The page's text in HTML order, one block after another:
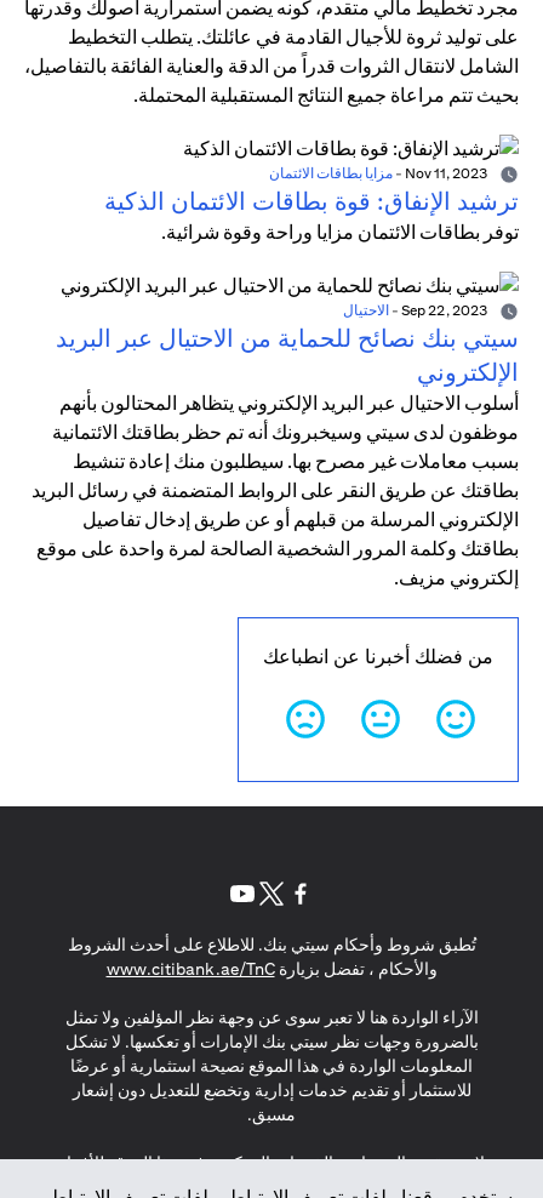
مجرد تخطيط مالي متقدم، كونه يضمن استمرارية أصولك وقدرتها
على توليد ثروة للأجيال القادمة في عائلتك. يتطلب التخطيط
الشامل لانتقال الثروات قدراً من الدقة والعناية الفائقة بالتفاصيل،
بحيث تتم مراعاة جميع النتائج المستقبلية المحتملة.
- مزايا بطاقات الائتمان
ترشيد الإنفاق: قوة بطاقات الائتمان الذكية
توفر بطاقات الائتمان مزايا وراحة وقوة شرائية.
- الاحتيال
سيتي بنك نصائح للحماية من الاحتيال عبر البريد
الإلكتروني
أسلوب الاحتيال عبر البريد الإلكتروني يتظاهر المحتالون بأنهم
موظفون لدى سيتي وسيخبرونك أنه تم حظر بطاقتك الائتمانية
بسبب معاملات غير مصرح بها. سيطلبون منك إعادة تنشيط
بطاقتك عن طريق النقر على الروابط المتضمنة في رسائل البريد
الإلكتروني المرسلة من قبلهم أو عن طريق إدخال تفاصيل
بطاقتك وكلمة المرور الشخصية الصالحة لمرة واحدة على موقع
إلكتروني مزيف.
من فضلك أخبرنا عن انطباعك
تُطبق شروط وأحكام سيتي بنك. للاطلاع على أحدث الشروط
والأحكام ، تفضل بزيارةwww.citibank.ae/TnC
(opens in a new tab)
الآراء الواردة هنا لا تعبر سوى عن وجهة نظر المؤلفين ولا تمثل
بالضرورة وجهات نظر سيتي بنك الإمارات أو تعكسها. لا تشكل
المعلومات الواردة في هذا الموقع نصيحة استثمارية أو عرضًا
للاستثمار أو تقديم خدمات إدارية وتخضع للتعديل دون إشعار
مسبق.
لا يتم تقديم المنتجات والخدمات المذكورة في هذا الموقع للأفراد
المقيمين في الاتحاد الأوروبي أو المنطقة الاقتصادية الأوروبية أو